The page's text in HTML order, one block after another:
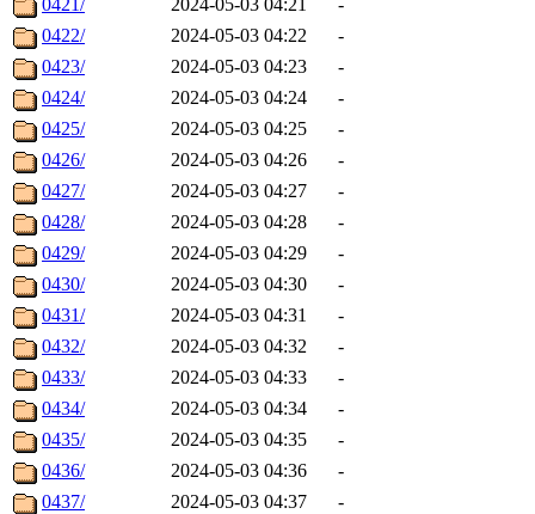
0421/
2024-05-03 04:21
-
0422/
2024-05-03 04:22
-
0423/
2024-05-03 04:23
-
0424/
2024-05-03 04:24
-
0425/
2024-05-03 04:25
-
0426/
2024-05-03 04:26
-
0427/
2024-05-03 04:27
-
0428/
2024-05-03 04:28
-
0429/
2024-05-03 04:29
-
0430/
2024-05-03 04:30
-
0431/
2024-05-03 04:31
-
0432/
2024-05-03 04:32
-
0433/
2024-05-03 04:33
-
0434/
2024-05-03 04:34
-
0435/
2024-05-03 04:35
-
0436/
2024-05-03 04:36
-
0437/
2024-05-03 04:37
-